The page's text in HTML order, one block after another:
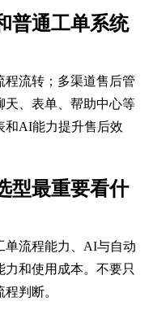
普通工单系统
流转；多渠道售后管
天、表单、帮助中心等
和AI能力提升售后效
型最重要看什
单流程能力、AI与自动
和使用成本。不要只
判断。